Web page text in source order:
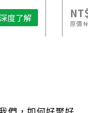
深度了解 原價